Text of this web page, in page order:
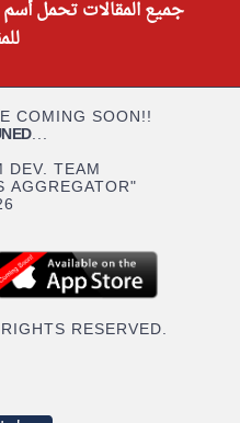
جميع المقالات تحمل أسم
COMING SOON!!
...
DEV. TEAM
AGGREGATOR"
RESERVED.